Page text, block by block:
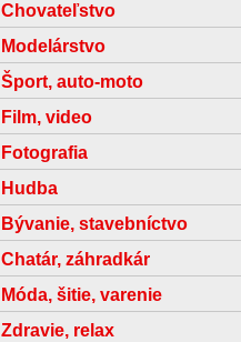
Chovateľstvo
Modelárstvo
Šport, auto-moto
Film, video
Fotografia
Hudba
Bývanie, stavebníctvo
Chatár, záhradkár
Móda, šitie, varenie
Zdravie, relax